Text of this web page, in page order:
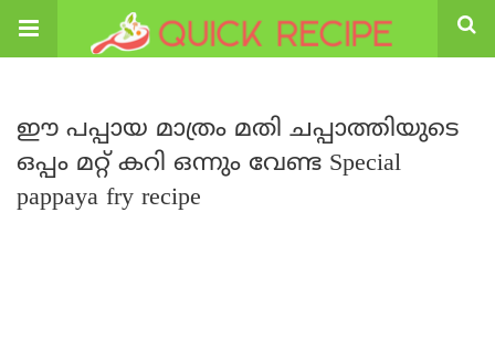
ഈ പപ്പായ മാത്രം മതി ചപ്പാത്തിയുടെ
ഒപ്പം മറ്റ് കറി ഒന്നും വേണ്ട Special
pappaya fry recipe